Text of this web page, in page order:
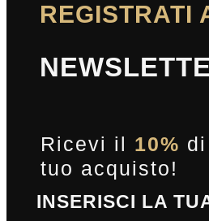
REGISTRATI
Ricevi il 10%
tuo acquisto!
INSERISCI LA